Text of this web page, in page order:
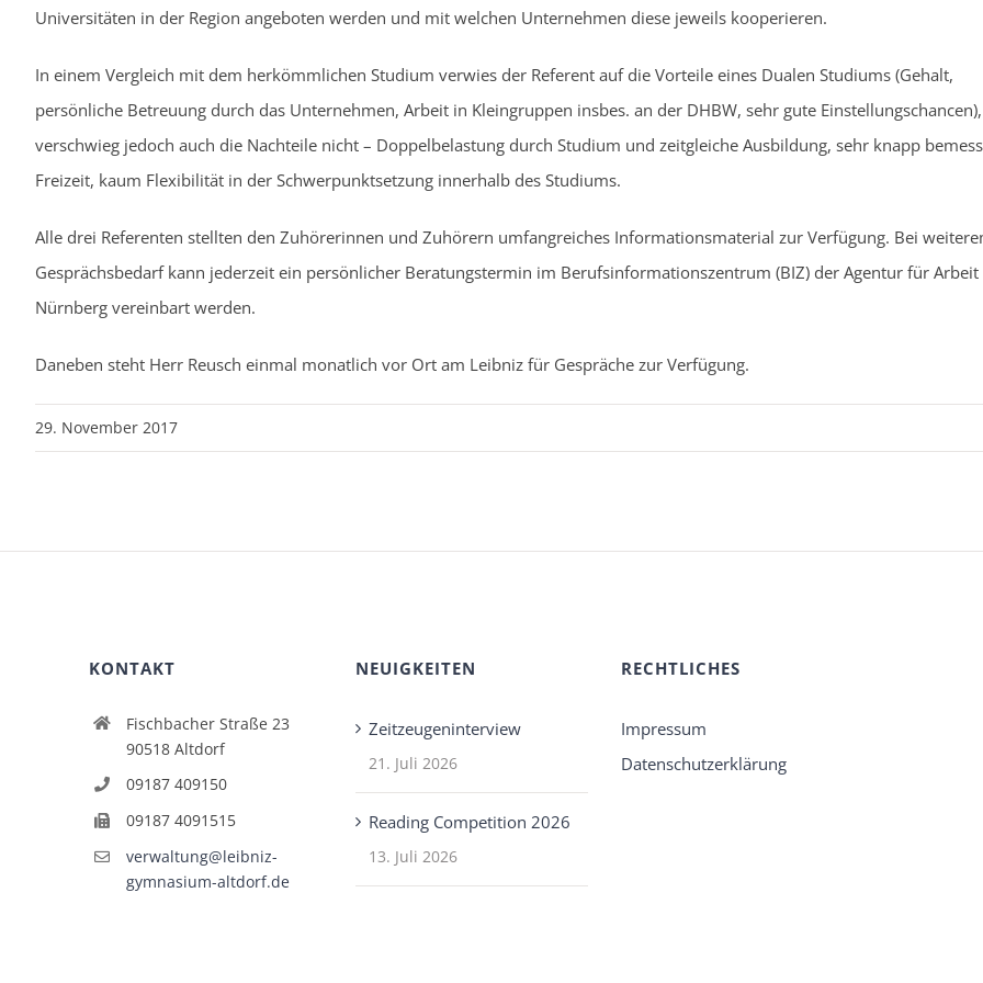
Universitäten in der Region angeboten werden und mit welchen Unternehmen diese jeweils kooperieren.
In einem Vergleich mit dem herkömmlichen Studium verwies der Referent auf die Vorteile eines Dualen Studiums (Gehalt,
persönliche Betreuung durch das Unternehmen, Arbeit in Kleingruppen insbes. an der DHBW, sehr gute
verschwieg jedoch auch die Nachteile nicht – Doppelbelastung durch Studium und zeitgleiche Ausbildung, sehr knapp
Freizeit, kaum Flexibilität in der Schwerpunktsetzung innerhalb des Studiums.
Alle drei Referenten stellten den Zuhörerinnen und Zuhörern umfangreiches Informationsmaterial zur Verfügung. Bei
Gesprächsbedarf kann jederzeit ein persönlicher Beratungstermin im Berufsinformationszentrum (BIZ) der Agentur für Arbeit
Nürnberg vereinbart werden.
Daneben steht Herr Reusch einmal monatlich vor Ort am Leibniz für Gespräche zur Verfügung.
29. November 2017
KONTAKT
Fischbacher Straße 23
90518 Altdorf
09187 409150
09187 4091515
verwaltung@leibniz-
gymnasium-altdorf.de
NEUIGKEITEN
Zeitzeugeninterview
21. Juli 2026
Reading Competition 2026
13. Juli 2026
RECHTLICHES
Impressum
Datenschutzerklärung